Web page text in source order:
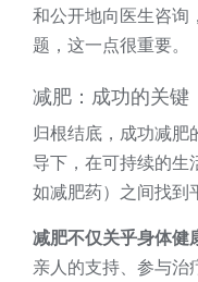
和公开地向医生咨询
题，这一点很重要。
减肥：成功的关键
归根结底，成功减肥
导下，在可持续的生
如减肥药）之间找到
减肥不仅关乎身体健
亲人的支持、参与治